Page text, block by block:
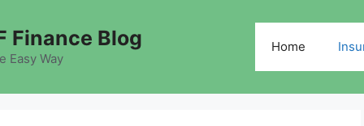
Finance Blog
Easy Way
Home